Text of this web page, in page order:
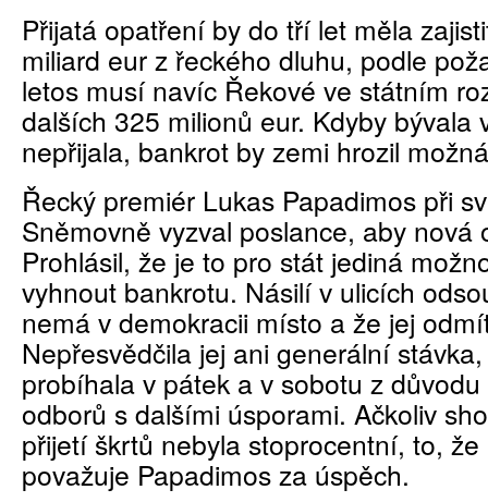
Přijatá opatření by do tří let měla
miliard eur z řeckého dluhu, podle
letos musí navíc Řekové ve státním
dalších 325 milionů eur. Kdyby bývala
nepřijala, bankrot by zemi hrozil
Řecký premiér Lukas Papadimos při
Sněmovně vyzval poslance, aby nová
Prohlásil, že je to pro stát jediná
vyhnout bankrotu. Násilí v ulicích
nemá v demokracii místo a že jej
Nepřesvědčila jej ani generální
probíhala v pátek a v sobotu z
odborů s dalšími úsporami. Ačkoliv
přijetí škrtů nebyla stoprocentní, to,
považuje Papadimos za úspěch.